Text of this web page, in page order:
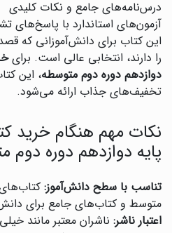
درس‌نامه‌های جامع و نکات کلیدی
آزمون‌های استاندارد با پاسخ‌های
این کتاب برای دانش‌آموزانی که
را دارند، انتخابی عالی است. برای
دوازدهم دوره دوم متوسطه، این
تخفیف‌های جذاب ارائه می‌شود.
نکات مهم هنگام خرید
پایه دوازدهم دوره دوم
تناسب با سطح دانش‌آموز:
متوسط و کتاب‌های جامع برای
اعتبار ناشر: ناشران معتبر مانند